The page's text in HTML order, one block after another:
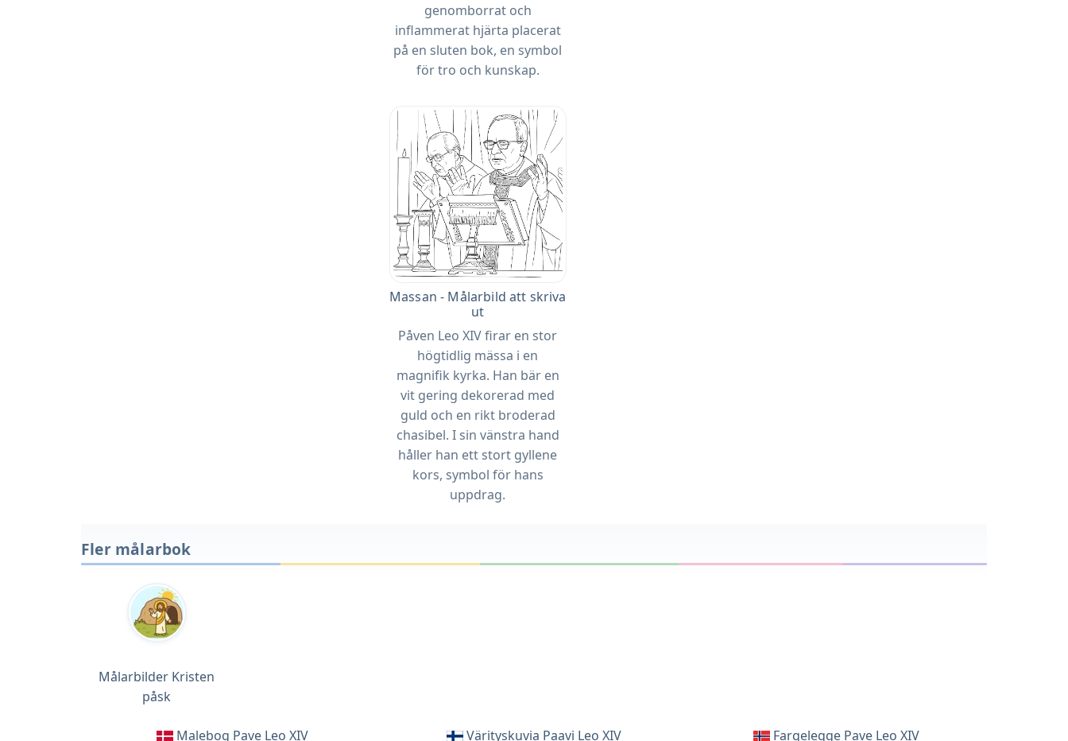
genomborrat och
inflammerat hjärta placerat
på en sluten bok, en symbol
för tro och kunskap.
Massan - Målarbild att skriva
ut
Påven Leo XIV firar en stor
högtidlig mässa i en
magnifik kyrka. Han bär en
vit gering dekorerad med
guld och en rikt broderad
chasibel. I sin vänstra hand
håller han ett stort gyllene
kors, symbol för hans
uppdrag.
Fler målarbok
Målarbilder Kristen
påsk
Malebog Pave Leo XIV Värityskuvia Paavi Leo XIV Fargelegge Pave Leo XIV